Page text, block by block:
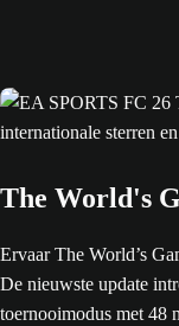
The World's
Ervaar The World’s
De nieuwste update
toernooimodus met 48